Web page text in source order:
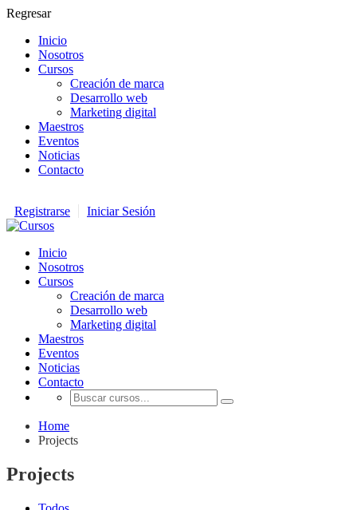
Regresar
Inicio
Nosotros
Cursos
Creación de marca
Desarrollo web
Marketing digital
Maestros
Eventos
Noticias
Contacto
Registrarse Iniciar Sesión
Inicio
Nosotros
Cursos
Creación de marca
Desarrollo web
Marketing digital
Maestros
Eventos
Noticias
Contacto
Home
Projects
Projects